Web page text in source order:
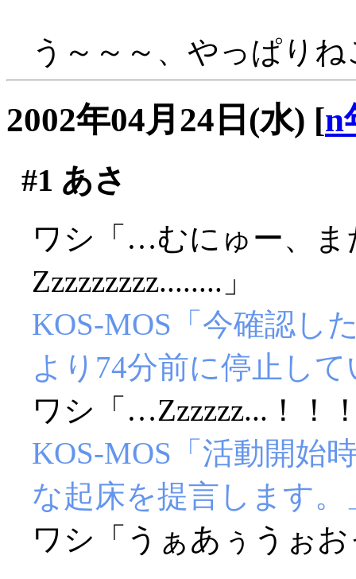
う～～～、やっぱり
2002年04月24日(水) [n
#1 あさ
ワシ「…むにゅー、
Zzzzzzzzz........」
KOS-MOS「今確認し
より74分前に停止し
ワシ「…Zzzzzz...！！
KOS-MOS「活動開始
な起床を提言します。
ワシ「うぁあぅうぉ